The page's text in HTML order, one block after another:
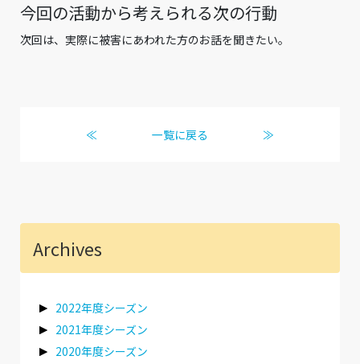
今回の活動から考えられる次の行動
次回は、実際に被害にあわれた方のお話を聞きたい。
≪ 一覧に戻る ≫
Archives
2022年度シーズン
2021年度シーズン
2020年度シーズン